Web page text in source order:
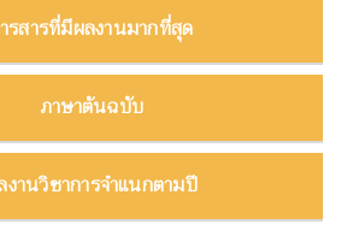
วิชาการ
23
มวิชาการ
30
17
ก และสิ่งแวดล้อม
24
รมศาสตร์
11
รสารที่มีผลงานมากที่สุด
12
ภาษาต้นฉบับ
ทศ
130
งานวิชาการจำแนกตามปี